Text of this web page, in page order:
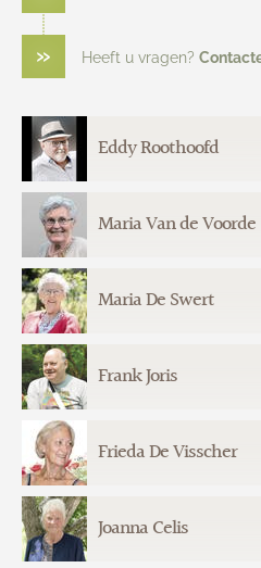
Contact
» Heeft u vragen?
Eddy Roothoofd
10-08-
Maria Van de Voorde
Maria De Swert
Frank Joris
30-11-
Frieda De Visscher
Joanna Celis